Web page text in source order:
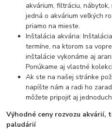
akvárium, filtráciu,
jedná o akvárium veľkých
priamo na mieste.
Inštalácia akvária:
termíne, na ktorom sa
inštalácie vykonáme aj
Ponúkame aj vlastné
Ak ste na našej stránke
napíšte nám a radi ho
môžete pripojiť aj
Výhodné ceny rozvozu
paludárií